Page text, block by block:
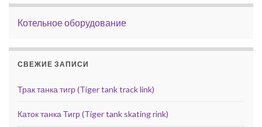
Котельное оборудование
СВЕЖИЕ ЗАПИСИ
Трак танка тигр (Tiger tank track link)
Каток танка Тигр (Tiger tank skating rink)